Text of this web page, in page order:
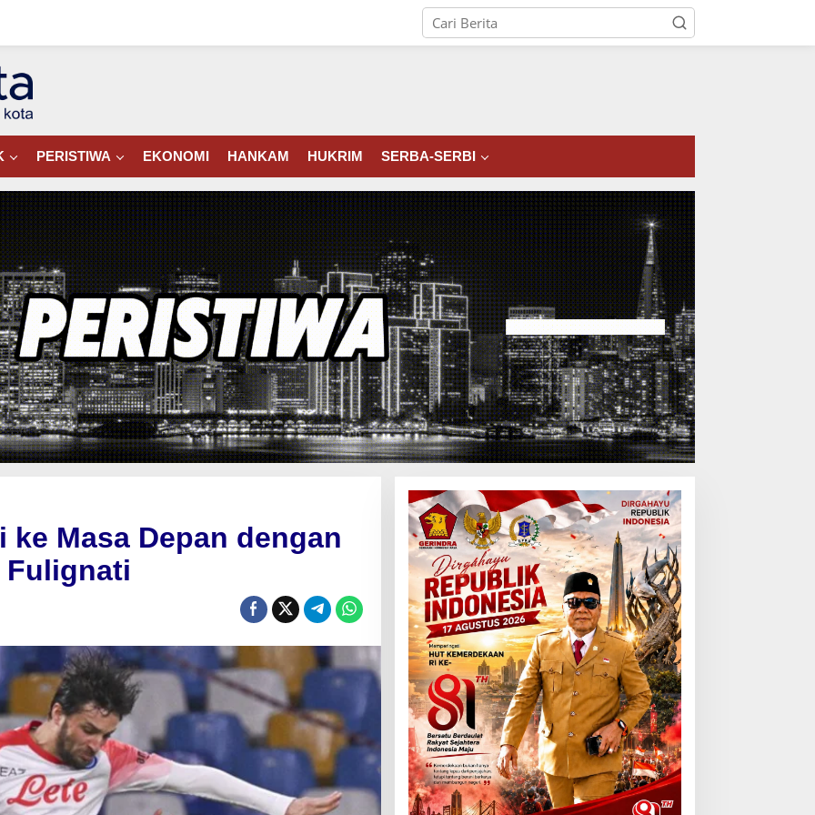
PERISTIWA EKONOMI HANKAM HUKRIM SERBA-SERBI
ke Masa Depan dengan
Fulignati